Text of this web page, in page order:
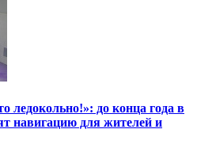
ледокольно!»: до конца года в
навигацию для жителей и